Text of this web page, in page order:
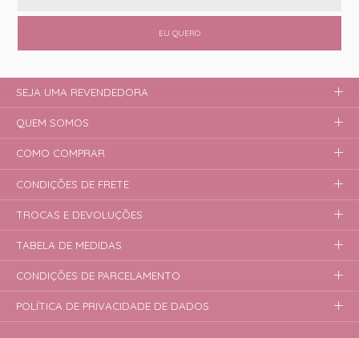
EU QUERO
SEJA UMA REVENDEDORA
QUEM SOMOS
COMO COMPRAR
CONDIÇÕES DE FRETE
TROCAS E DEVOLUÇÕES
TABELA DE MEDIDAS
CONDIÇÕES DE PARCELAMENTO
POLÍTICA DE PRIVACIDADE DE DADOS